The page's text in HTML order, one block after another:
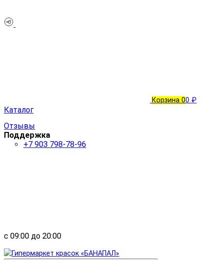
Корзина 00 ₽
Каталог
Отзывы
Поддержка
+7 903 798-78-96
с 09:00 до 20:00